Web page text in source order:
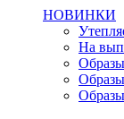
НОВИНКИ
На